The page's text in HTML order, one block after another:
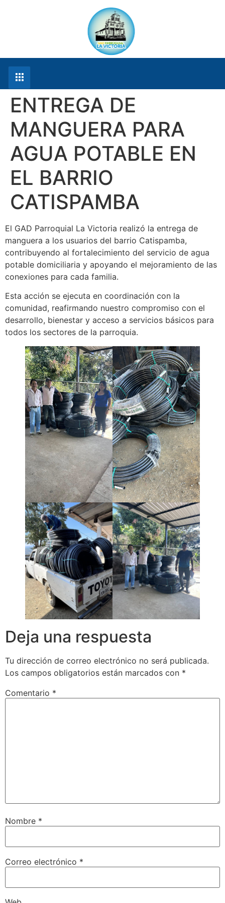
ENTREGA DE
MANGUERA PARA
AGUA POTABLE EN
EL BARRIO
CATISPAMBA
El GAD Parroquial La Victoria realizó la entrega de
manguera a los usuarios del barrio Catispamba,
contribuyendo al fortalecimiento del servicio de agua
potable domiciliaria y apoyando el mejoramiento de las
conexiones para cada familia.
Esta acción se ejecuta en coordinación con la
comunidad, reafirmando nuestro compromiso con el
desarrollo, bienestar y acceso a servicios básicos para
todos los sectores de la parroquia.
Deja una respuesta
Tu dirección de correo electrónico no será publicada.
Los campos obligatorios están marcados con *
Comentario *
Nombre *
Correo electrónico *